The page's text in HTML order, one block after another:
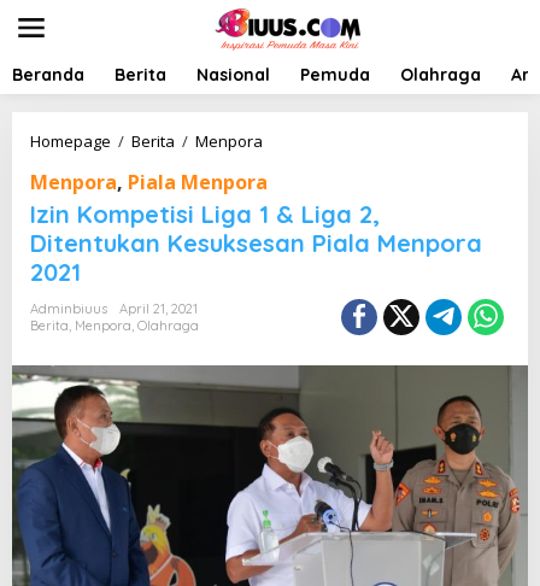
t
Beranda Berita Nasional Pemuda Olahraga
Homepage / Berita / Menpora
i
n
K
o
L
i
g
a
1
&
L
i
Menpora, Piala Menpora
Izin Kompetisi Liga 1 & Liga 2,
Ditentukan Kesuksesan Piala Menpora
2021
Adminbiuus
April 21, 2021
Berita, Menpora, Olahraga